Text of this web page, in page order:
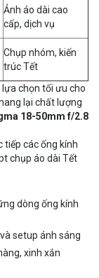
Ảnh áo dài cao
cấp, dịch vụ
Chụp nhóm, kiến
trúc Tết
lựa chọn tối ưu cho
lại chất lượng
18-50mm f/2.8
tiếp các ống kính
chụp áo dài Tết
dòng ống kính
setup ánh sáng
xinh xắn